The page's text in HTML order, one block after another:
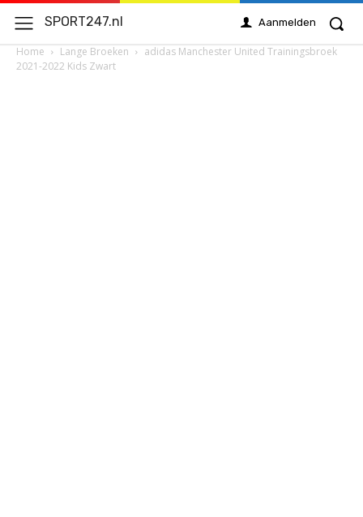
SPORT247.nl Aanmelden
Home Lange Broeken
adidas Manchester United Trainingsbroek
2021-2022 Kids Zwart